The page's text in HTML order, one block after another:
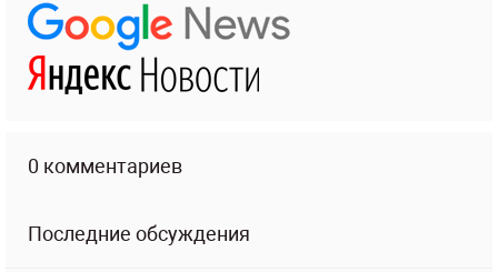
0 комментариев
Последние обсуждения